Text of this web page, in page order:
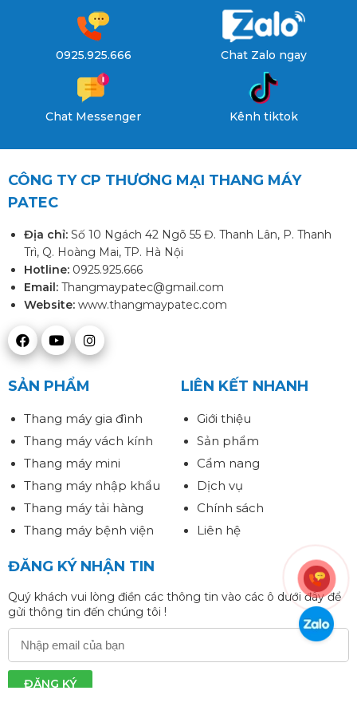
0925.925.666 Chat Zalo ngay
Chat Messenger Kênh tiktok
CÔNG TY CP THƯƠNG MẠI THANG MÁY
PATEC
Địa chỉ: Số 10 Ngách 42 Ngõ 55 Đ. Thanh Lân, P. Thanh
Trì, Q. Hoàng Mai, TP. Hà Nội
Hotline: 0925.925.666
Email: Thangmaypatec@gmail.com
Website: www.thangmaypatec.com
SẢN PHẨM
Thang máy gia đình
Thang máy vách kính
Thang máy mini
Thang máy nhập khẩu
Thang máy tải hàng
Thang máy bệnh viện
LIÊN KẾT NHANH
Giới thiệu
Sản phẩm
Cẩm nang
Dịch vụ
Chính sách
Liên hệ
ĐĂNG KÝ NHẬN TIN
Quý khách vui lòng điền các thông tin vào các ô dưới đây để
gửi thông tin đến chúng tôi !
ĐĂNG KÝ